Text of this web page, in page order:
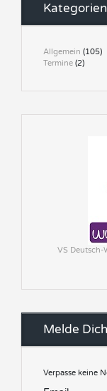
Kategorien
Allgemein (105)
Termine (2)
VS Deutsch-
Melde
Verpasse keine